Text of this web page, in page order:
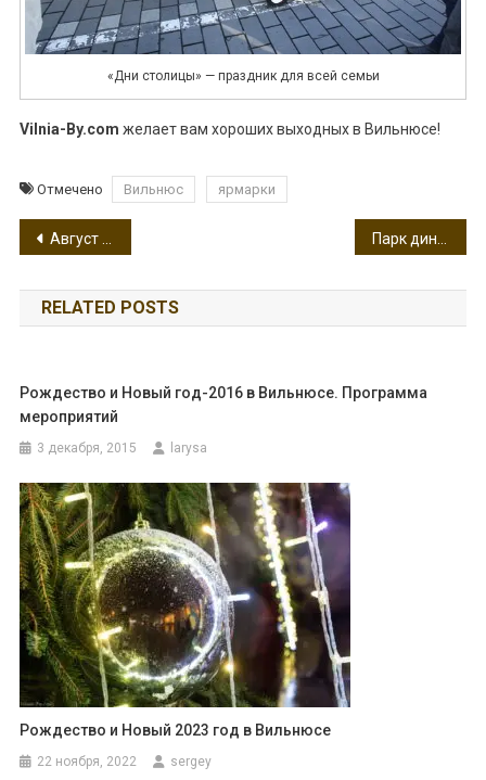
«Дни столицы» — праздник для всей семьи
Vilnia-By.com желает вам хороших выходных в Вильнюсе!
Отмечено Вильнюс ярмарки
Навигация
по
записям
Август в Вильнюсе: спортивные, музыкальные, культурные мероприятия для всей семьи
RELATED POSTS
Рождество и Новый год-2016 в Вильнюсе. Программа
мероприятий
3 декабря, 2015 larysa
Рождество и Новый 2023 год в Вильнюсе
22 ноября, 2022 sergey